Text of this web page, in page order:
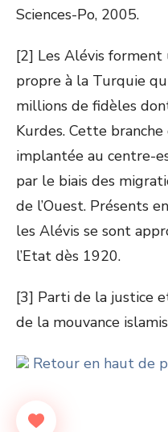
Sciences-Po, 2005.
[2] Les Alévis
propre à la Turquie
millions de fidèles
Kurdes. Cette
implantée au centre-
par le biais des
de l’Ouest. Présents
les Alévis se sont
l’Etat dès 1920.
[3] Parti de la justice
de la mouvance
Retour en haut de